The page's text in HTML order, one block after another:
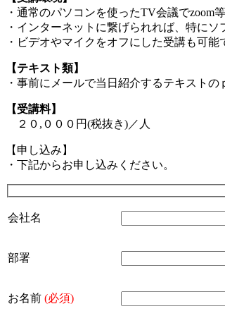
・通常のパソコンを使ったTV会議で
・インターネットに繋げられれば、特に
・ビデオやマイクをオフにした受講も可能
【テキスト類】
・事前にメールで当日紹介するテキスト
【受講料】
２０,０００円(税抜き)／人
【申し込み】
・下記からお申し込みください。
会社名
部署
お名前 (必須)